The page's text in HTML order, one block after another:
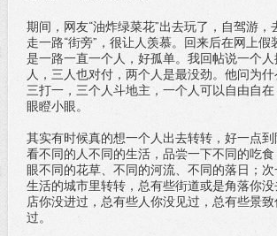
期间，网友“油炸绿菜花”出去玩了，自驾游，
走一路“街旁”，很让人羡慕。回来后在网上
是一路一直一个人，好孤单。我回帖说一个
人，三人也对付，两个人是最没劲。他问为
三打一，三个人斗地主，一个人可以自由自
眼瞪小眼。
其实有时候真的想一个人出去转转，好一点
看不同的人不同的生活，品尝一下不同的吃
眼不同的花草、不同的河流、不同的落日；
生活的城市里转转，总有些街道或是角落你
店你没进过，总有些人你没见过，总有些景
过。